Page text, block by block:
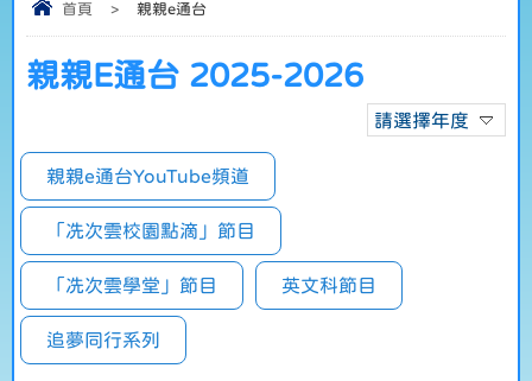
首頁 > 親親e通台
親親E通台 2025-2026
請選擇年度
親親e通台YouTube頻道
「冼次雲校園點滴」節目
「冼次雲學堂」節目 英文科節目
追夢同行系列